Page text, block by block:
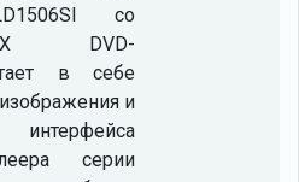
со
DVD-
в себе
и
серии